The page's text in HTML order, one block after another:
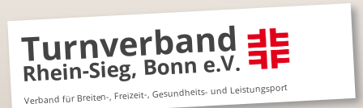
Turnverband
Rhein-Sieg, Bonn e.V.
Verband für Breiten-, Freizeit-, Gesundheits- und Leistungsport